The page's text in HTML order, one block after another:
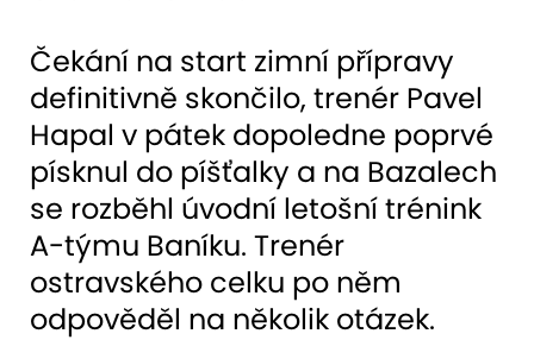
Čekání na start zimní přípravy
definitivně skončilo, trenér Pavel
Hapal v pátek dopoledne poprvé
písknul do píšťalky a na Bazalech
se rozběhl úvodní letošní trénink
A-týmu Baníku. Trenér
ostravského celku po něm
odpověděl na několik otázek.